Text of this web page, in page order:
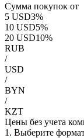
Сумма покупок от
5 USD3%
10 USD5%
20 USD10%
RUB
/
USD
/
BYN
/
KZT
Цены без учета
1. Выберите